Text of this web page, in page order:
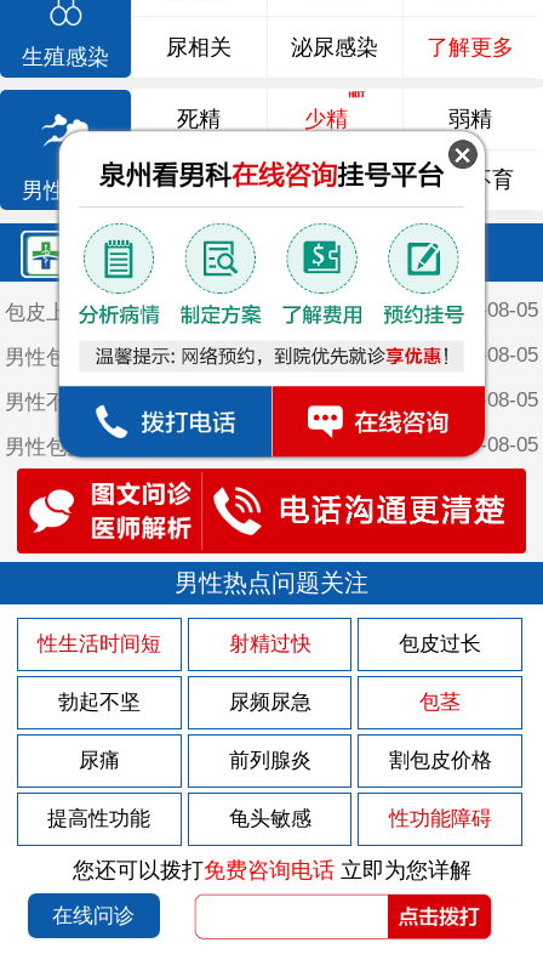
生殖感染 尿相关 泌尿感染 了解更多
男性不育
死精 少精 弱精
精液异常 精子畸形 男性不育
鲤泉·最新文章
包皮上长个红颗粒 2026-08-05
男性包皮有什么危害 2026-08-05
男性不割包皮会咋样 2026-08-05
2026-08-05
男性不割包皮的坏处 2026-08-05
男性包皮长为什么会影响夫妻生活
包皮上长一堆小疙瘩
包皮上有红色的斑块 2026-07-30
男人该怎样做好前列腺炎的护理 2026-07-29
男人得了前列腺炎有什么征兆？ 2026-07-29
男性前列腺炎的后果 2026-07-29
男性前列腺炎的症状有哪些 2026-07-29
男性前列腺炎的症状如何表现 2026-07-29
包皮上有红斑块 2026-07-28
包皮上有点溃烂 2026-07-25
男性热点问题关注
性生活时间短 射精过快 包皮过长
勃起不坚 尿频尿急 包茎
尿痛 前列腺炎 割包皮价格
提高性功能 龟头敏感 性功能障碍
您还可以拨打免费咨询电话立即为您详解
在线问诊